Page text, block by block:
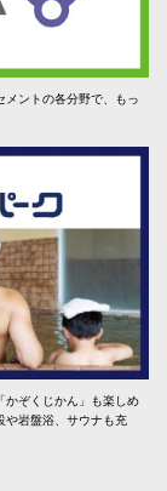
メントの各分野で、もっ
かぞくじかん」も楽しめ
や岩盤浴、サウナも充